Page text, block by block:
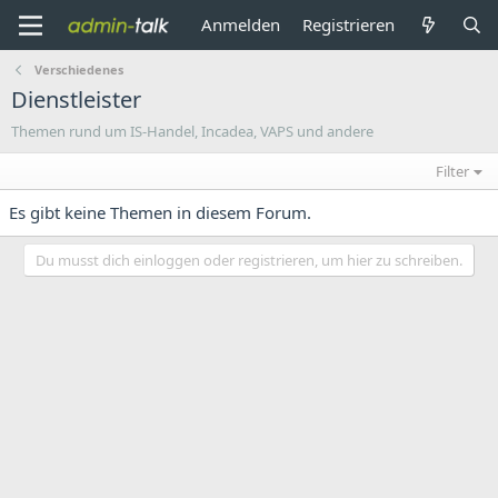
Anmelden Registrieren
Verschiedenes
Dienstleister
Themen rund um IS-Handel, Incadea, VAPS und andere
Filter
Es gibt keine Themen in diesem Forum.
Du musst dich einloggen oder registrieren, um hier zu schreiben.